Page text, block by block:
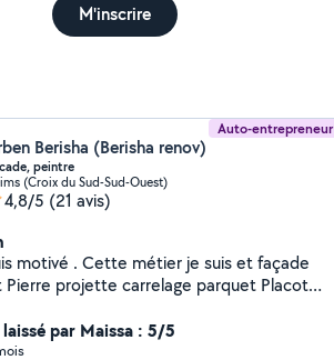
M'inscrire
Auto-entrepreneur
Berisha (Berisha renov)
peintre
(Croix du Sud-Sud-Ouest)
4,8/5 (21 avis)
. Cette métier je suis et façade
Pierre projette carrelage parquet Placot
par Maissa : 5/5